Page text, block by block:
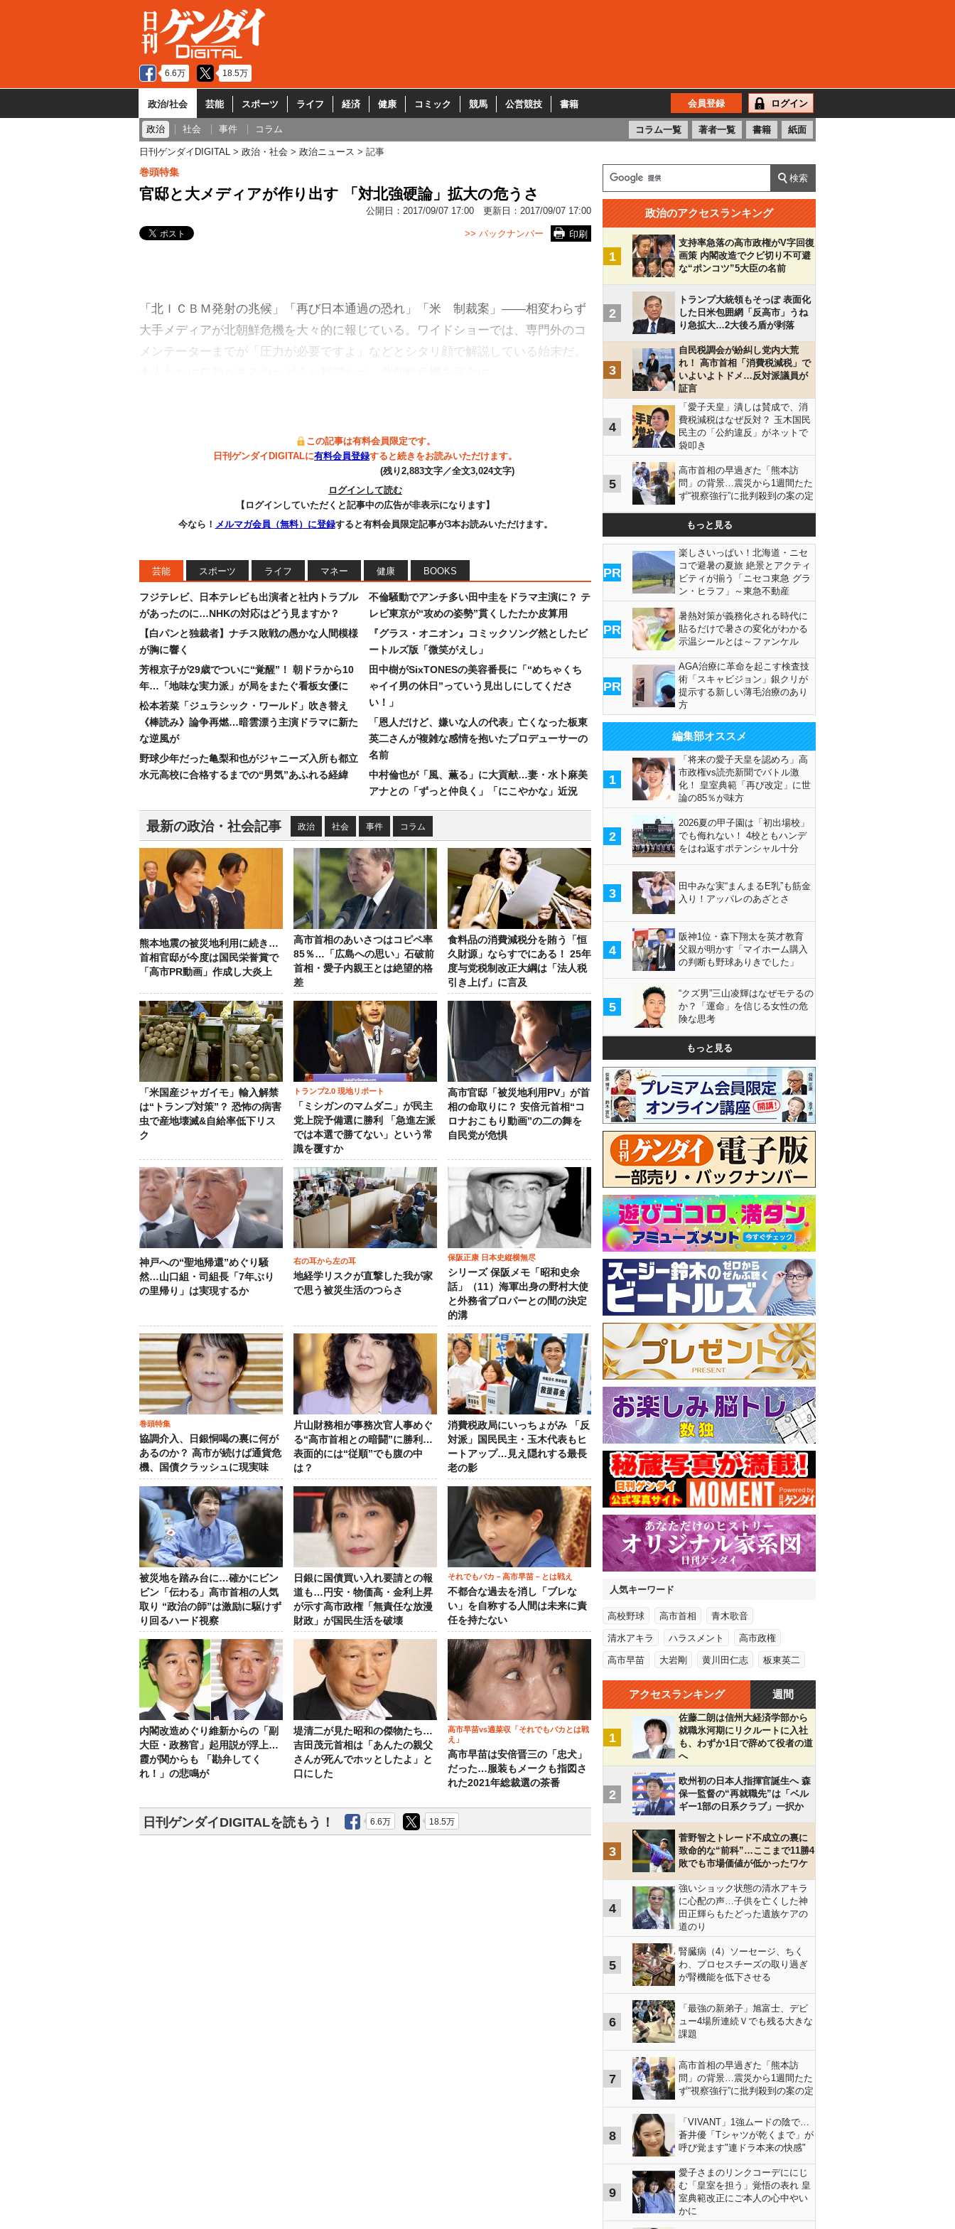
6.6万 18.5万
政治/社会 芸能 スポーツ ライフ 経済 健康 コミック 競馬 公営競技 書籍 会員登録 ログイン
政治 社会 事件 コラム コラム一覧 著者一覧 書籍 紙面
日刊ゲンダイDIGITAL 政治・社会 政治ニュース 記事
巻頭特集
官邸と大メディアが作り出す 「対北強硬論」拡大の危うさ
公開日： 2017/09/07 17:00 更新日： 2017/09/07 17:00
印刷
>> バックナンバー
「北ＩＣＢＭ発射の兆候」「再び日本通過の恐れ」「米 制裁案」――相変わらず
大手メディアが北朝鮮危機を大々的に報じている。ワイドショーでは、専門外のコ
メンテーターまでが「圧力が必要ですよ」などとシタリ顔で解説している始末だ。
この記事は有料会員限定です。
日刊ゲンダイDIGITALに有料会員登録すると続きをお読みいただけます。
(残り2,883文字／全文3,024文字)
ログインして読む
【ログインしていただくと記事中の広告が非表示になります】
今なら！ メルマガ会員（無料）に登録すると有料会員限定記事が3本お読みいただけます。
芸能 スポーツ ライフ マネー 健康 BOOKS
フジテレビ、日本テレビも出演者と社内トラブル
があったのに…NHKの対応はどう見ますか？
【白パンと独裁者】ナチス敗戦の愚かな人間模様
が胸に響く
芳根京子が29歳でついに“覚醒”！ 朝ドラから10
年…「地味な実力派」が局をまたぐ看板女優に
松本若菜「ジュラシック・ワールド」吹き替え
《棒読み》論争再燃…暗雲漂う主演ドラマに新た
な逆風が
野球少年だった亀梨和也がジャニーズ入所も都立
水元高校に合格するまでの“男気”あふれる経緯
不倫騒動でアンチ多い田中圭をドラマ主演に？ テ
レビ東京が“攻めの姿勢”貫くしたたか皮算用
『グラス・オニオン』コミックソング然としたビ
ートルズ版「微笑がえし」
田中樹がSixTONESの美容番長に「“めちゃくち
ゃイイ男の休日”っていう見出しにしてくださ
い！」
「恩人だけど、嫌いな人の代表」亡くなった板東
英二さんが複雑な感情を抱いたプロデューサーの
名前
中村倫也が「風、薫る」に大貢献…妻・水卜麻美
アナとの「ずっと仲良く」「にこやかな」近況
最新の政治・社会記事 政治 社会 事件 コラム
熊本地震の被災地利用に続き…
首相官邸が今度は国民栄誉賞で
「高市PR動画」作成し大炎上
高市首相のあいさつはコピペ率
85％…「広島への思い」石破前
首相・愛子内親王とは絶望的格
差
食料品の消費減税分を賄う「恒
久財源」ならすでにある！ 25年
度与党税制改正大綱は「法人税
引き上げ」に言及
「米国産ジャガイモ」輸入解禁
は“トランプ対策”？ 恐怖の病害
虫で産地壊滅&自給率低下リス
ク
トランプ2.0 現地リポート
「ミシガンのマムダニ」が民主
党上院予備選に勝利 「急進左派
では本選で勝てない」という常
識を覆すか
高市官邸「被災地利用PV」が首
相の命取りに？ 安倍元首相“コ
ロナおこもり動画”の二の舞を
自民党が危惧
神戸への“聖地帰還”めぐり騒
然…山口組・司組長「7年ぶり
の里帰り」は実現するか
右の耳から左の耳
地経学リスクが直撃した我が家
で思う被災生活のつらさ
保阪正康 日本史縦横無尽
シリーズ 保阪メモ「昭和史余
話」（11）海軍出身の野村大使
と外務省プロパーとの間の決定
的溝
巻頭特集
協調介入、日銀恫喝の裏に何が
あるのか？ 高市が続けば通貨危
機、国債クラッシュに現実味
片山財務相が事務次官人事めぐ
る“高市首相との暗闘”に勝利…
表面的には“従順”でも腹の中
は？
消費税政局にいっちょがみ 「反
対派」国民民主・玉木代表もヒ
ートアップ…見え隠れする最長
老の影
被災地を踏み台に…確かにビン
ビン「伝わる」高市首相の人気
取り “政治の師”は激励に駆けず
り回るハード視察
日銀に国債買い入れ要請との報
道も…円安・物価高・金利上昇
が示す高市政権「無責任な放漫
財政」が国民生活を破壊
それでもバカ－高市早苗－とは戦え
不都合な過去を消し「ブレな
い」を自称する人間は未来に責
任を持たない
内閣改造めぐり維新からの「副
大臣・政務官」起用説が浮上…
霞が関からも 「勘弁してく
れ！」の悲鳴が
堤清二が見た昭和の傑物たち…
吉田茂元首相は「あんたの親父
さんが死んでホッとしたよ」と
口にした
高市早苗vs適菜収「それでもバカとは戦
え」
高市早苗は安倍晋三の「忠犬」
だった…服装もメークも指図さ
れた2021年総裁選の茶番
日刊ゲンダイDIGITALを読もう！ 6.6万 18.5万
政治のアクセスランキング
1
支持率急落の高市政権がV字回復
画策 内閣改造でクビ切り不可避
な“ポンコツ”5大臣の名前
2
トランプ大統領もそっぽ 表面化
した日米包囲網「反高市」うね
り急拡大…2大後ろ盾が剥落
3
自民税調会が紛糾し党内大荒
れ！ 高市首相「消費税減税」で
いよいよトドメ…反対派議員が
証言
4
「愛子天皇」潰しは賛成で、消
費税減税はなぜ反対？ 玉木国民
民主の「公約違反」がネットで
袋叩き
5
高市首相の早過ぎた「熊本訪
問」の背景…震災から1週間たた
ず“視察強行”に批判殺到の案の定
もっと見る
PR
楽しさいっぱい！北海道・ニセ
コで避暑の夏旅 絶景とアクティ
ビティが揃う「ニセコ東急 グラ
ン・ヒラフ」～東急不動産
PR
暑熱対策が義務化される時代に
貼るだけで暑さの変化がわかる
示温シールとは～ファンケル
PR
AGA治療に革命を起こす検査技
術「スキャビジョン」銀クリが
提示する新しい薄毛治療のあり
方
編集部オススメ
1
「将来の愛子天皇を認めろ」高
市政権vs読売新聞でバトル激
化！ 皇室典範「再び改定」に世
論の85％が味方
2
2026夏の甲子園は「初出場校」
でも侮れない！ 4校ともハンデ
をはね返すポテンシャル十分
3
田中みな実“まんまるE乳”も筋金
入り！アッパレのあざとさ
4
阪神1位・森下翔太を英才教育
父親が明かす「マイホーム購入
の判断も野球ありきでした」
5
“クズ男”三山凌輝はなぜモテるの
か？「運命」を信じる女性の危
険な思考
もっと見る
人気キーワード
高校野球 高市首相 青木歌音
清水アキラ ハラスメント 高市政権
高市早苗 大岩剛 黄川田仁志 板東英二
アクセスランキング 週間
1
佐藤二朗は信州大経済学部から
就職氷河期にリクルートに入社
も、わずか1日で辞めて役者の道
へ
2
欧州初の日本人指揮官誕生へ 森
保一監督の“再就職先”は「ベル
ギー1部の日系クラブ」一択か
3
菅野智之トレード不成立の裏に
致命的な“前科”…ここまで11勝4
敗でも市場価値が低かったワケ
4
強いショック状態の清水アキラ
に心配の声…子供を亡くした神
田正輝らもたどった遺族ケアの
道のり
5
腎臓病（4）ソーセージ、ちく
わ、プロセスチーズの取り過ぎ
が腎機能を低下させる
6
「最強の新弟子」旭富士、デビ
ュー4場所連続Ｖでも残る大きな
課題
7
高市首相の早過ぎた「熊本訪
問」の背景…震災から1週間たた
ず“視察強行”に批判殺到の案の定
8
「VIVANT」1強ムードの陰で…
蒼井優「Tシャツが乾くまで」が
呼び覚ます"連ドラ本来の快感"
9
愛子さまのリンクコーデににじ
む「皇室を担う」覚悟の表れ 皇
室典範改正にご本人の心中やい
かに